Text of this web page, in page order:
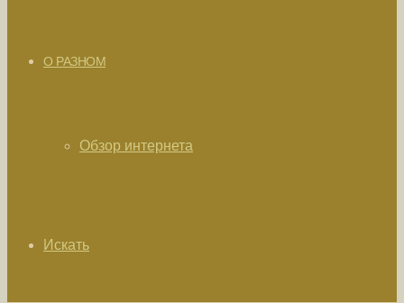
О РАЗНОМ
Обзор интернета
Искать